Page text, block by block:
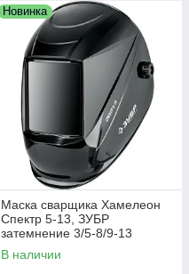
Новинка
Маска сварщика Хамелеон
Спектр 5-13, ЗУБР
затемнение 3/5-8/9-13
(11069_z01)
В наличии